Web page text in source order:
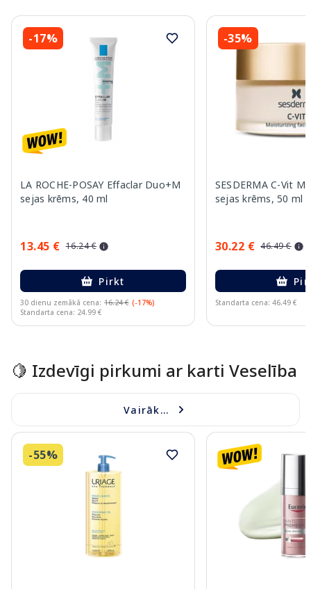
-17%
LA ROCHE-POSAY Effaclar Duo+M
sejas krēms, 40 ml
13.45 € 16.24 €
Pirkt
30 dienu zemākā cena: 16.24 € (-17%)
Standarta cena: 24.99 €
-35%
SESDERMA C-Vit
sejas krēms, 50 ml
30.22 € 46.49 €
Standarta cena: 46.49 €
🍋 Izdevīgi pirkumi ar karti Veselība
Vairāk...
-55%